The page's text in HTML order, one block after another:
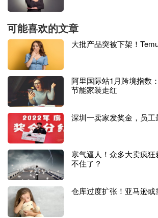
了，但压力就给到了包括出口跨境电商卖
业。人民币狂涨就意味着美元汇率遭遇阴
们感到异常崩溃和沮丧：
“——货还在海上飘着，利润亏就已经先
——现在的汇率真是听者伤心，闻者流泪；
——原本还想等着小反弹回调时结汇，结
——汇率一路往下狂掉，我的血压一路往
——高点时想着再等等，终究是我算过头
外。现在那些手上仍囤着美元，错过汇率
能捶胸顿足。
以100万美元为例，卖家在7.3结汇，和在
了54万元，实在是亏大发了。
可能喜欢的文章
大批产品突被下架！
阿里国际站1月跨境指数
节能家装走红
深圳一卖家发奖金，员工
寒气逼人！众多大卖疯
不住了？
仓库过度扩张！亚马逊